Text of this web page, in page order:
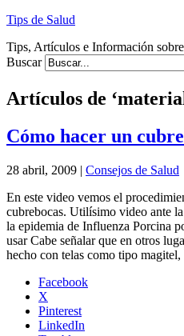
Tips de Salud
Tips, Artículos e Información
Buscar
Artículos de
Cómo hacer un
28 abril, 2009 | Consejos de Salud
En este video vemos el
cubrebocas. Utilísimo video ante la
la epidemia de Influenza Porcina
usar Cabe señalar que en otros
hecho con telas como tipo
Facebook
X
Pinterest
LinkedIn